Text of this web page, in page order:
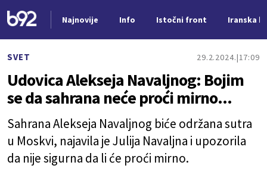
Najnovije Info Istočni front Iranska
SVET 29.2.2024. 17:09
Udovica Alekseja Navaljnog: Bojim
se da sahrana neće proći mirno...
Sahrana Alekseja Navaljnog biće održana sutra
u Moskvi, najavila je Julija Navaljna i upozorila
da nije sigurna da li će proći mirno.